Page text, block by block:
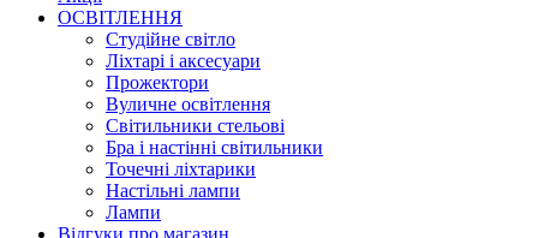
ОСВІТЛЕННЯ
Студійне світло
Ліхтарі і аксесуари
Прожектори
Вуличне освітлення
Світильники стельові
Бра і настінні світильники
Точечні ліхтарики
Настільні лампи
Лампи
Відгуки про магазин